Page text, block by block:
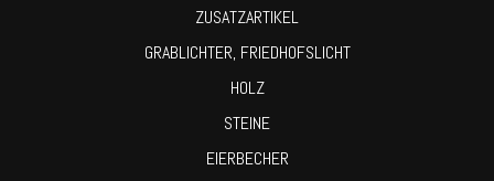
ZUSATZARTIKEL
GRABLICHTER, FRIEDHOFSLICHT
HOLZ
STEINE
EIERBECHER